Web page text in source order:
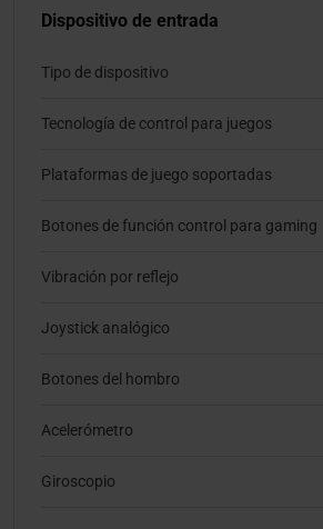
Dispositivo de entrada
Tipo de dispositivo
Tecnología de control para juegos
Plataformas de juego soportadas
Botones de función control para gaming
Vibración por reflejo
Joystick analógico
Botones del hombro
Acelerómetro
Giroscopio